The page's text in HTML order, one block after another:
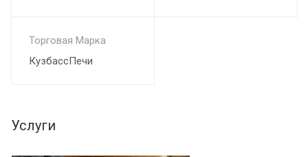
Торговая Марка
КузбассПечи
Услуги